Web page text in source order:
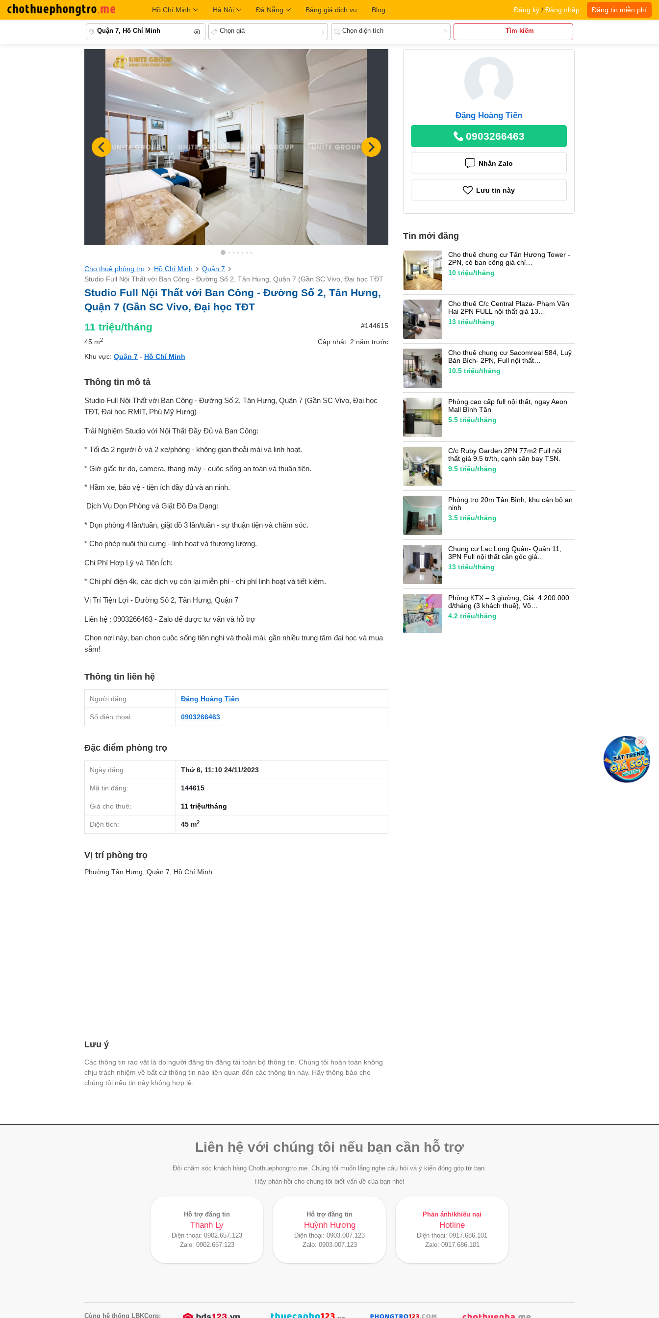
Hồ Chí Minh Hà Nội Đà Nẵng Bảng giá dịch vụ Blog Đăng ký / Đăng nhập Đăng tin miễn phí
Quận 7, Hồ Chí Minh Chọn giá Chọn diện tích Tìm kiếm
Cho thuê phòng trọ Hồ Chí Minh
Quận 7
Studio Full Nội Thất với Ban Công - Đường Số 2, Tân Hưng, Quận 7 (Gần SC Vivo, Đại học TĐT
Studio Full Nội Thất với Ban Công - Đường Số 2, Tân Hưng,
Quận 7 (Gần SC Vivo, Đại học TĐT
11 triệu/tháng #144615
45 m2
Cập nhật: 2 năm trước
Khu vực: Quận 7 - Hồ Chí Minh
Thông tin mô tả
Studio Full Nội Thất với Ban Công - Đường Số 2, Tân Hưng, Quận 7 (Gần SC Vivo, Đại học
TĐT, Đại học RMIT, Phú Mỹ Hưng)
Trải Nghiệm Studio với Nội Thất Đầy Đủ và Ban Công:
* Tối đa 2 người ở và 2 xe/phòng - không gian thoải mái và linh hoạt.
* Giờ giấc tự do, camera, thang máy - cuộc sống an toàn và thuận tiện.
* Hầm xe, bảo vệ - tiện ích đầy đủ và an ninh.
️ Dịch Vụ Dọn Phòng và Giặt Đồ Đa Dạng:
* Dọn phòng 4 lần/tuần, giặt đồ 3 lần/tuần - sự thuận tiện và chăm sóc.
* Cho phép nuôi thú cưng - linh hoạt và thương lượng.
Chi Phí Hợp Lý và Tiện Ích:
* Chi phí điện 4k, các dịch vụ còn lại miễn phí - chi phí linh hoạt và tiết kiệm.
Vị Trí Tiện Lợi - Đường Số 2, Tân Hưng, Quận 7
Liên hệ ️: 0903266463 - Zalo để được tư vấn và hỗ trợ
Chọn nơi này, bạn chọn cuộc sống tiện nghi và thoải mái, gần nhiều trung tâm đại học và mua
sắm!
Thông tin liên hệ
Người đăng: Đặng Hoàng Tiến
Số điện thoại: 0903266463
Đặc điểm phòng trọ
Ngày đăng: Thứ 6, 11:10 24/11/2023
Mã tin đăng: 144615
Giá cho thuê: 11 triệu/tháng
Diện tích: 45 m2
Vị trí phòng trọ
Phường Tân Hưng, Quận 7, Hồ Chí Minh
Lưu ý
Các thông tin rao vặt là do người đăng tin đăng tải toàn bộ thông tin. Chúng tôi hoàn toàn không
chịu trách nhiệm về bất cứ thông tin nào liên quan đến các thông tin này. Hãy thông báo cho
chúng tôi nếu tin này không hợp lệ.
Đặng Hoàng Tiến
0903266463
Nhắn Zalo
Lưu tin này
Tin mới đăng
Cho thuê chung cư Tân Hương Tower -
2PN, có ban công giá chỉ…
10 triệu/tháng
Cho thuê C/c Central Plaza- Phạm Văn
Hai 2PN FULL nội thất giá 13…
13 triệu/tháng
Cho thuê chung cư Sacomreal 584, Luỹ
Bán Bích- 2PN, Full nội thất…
10.5 triệu/tháng
Phòng cao cấp full nội thất, ngay Aeon
Mall Bình Tân
5.5 triệu/tháng
C/c Ruby Garden 2PN 77m2 Full nội
thất giá 9.5 tr/th, cạnh sân bay TSN.
9.5 triệu/tháng
Phòng trọ 20m Tân Bình, khu cán bộ an
ninh
3.5 triệu/tháng
Chung cư Lạc Long Quân- Quận 11,
3PN Full nội thất căn góc giá…
13 triệu/tháng
Phòng KTX – 3 giường, Giá: 4.200.000
đ/tháng (3 khách thuê), Võ…
4.2 triệu/tháng
Liên hệ với chúng tôi nếu bạn cần hỗ trợ
Đội chăm sóc khách hàng Chothuephongtro.me. Chúng tôi muốn lắng nghe câu hỏi và ý kiến đóng góp từ bạn.
Hãy phản hồi cho chúng tôi biết vấn đề của bạn nhé!
Hỗ trợ đăng tin
Thanh Ly
Điện thoại: 0902.657.123
Zalo: 0902.657.123
Hỗ trợ đăng tin
Huỳnh Hương
Điện thoại: 0903.007.123
Zalo: 0903.007.123
Phản ánh/khiếu nại
Hotline
Điện thoại: 0917.686.101
Zalo: 0917.686.101
Cùng hệ thống LBKCorp: